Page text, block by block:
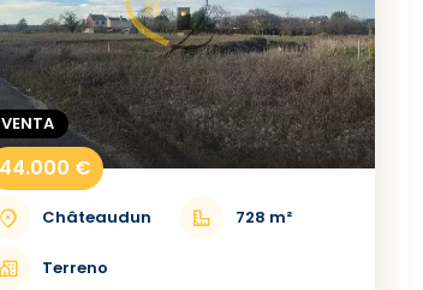
VENTA
44.000 €
Châteaudun 728 m²
Terreno